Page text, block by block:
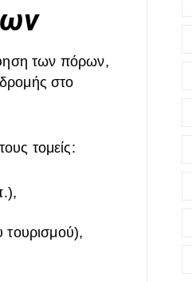
των πόρων,
στο
τομείς:
τουρισμού),